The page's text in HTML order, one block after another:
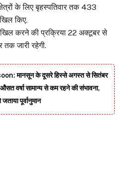
के लिए बृहस्पतिवार तक 433
किए.
करने की प्रक्रिया 22 अक्टूबर से
जारी रहेगी.
मानसून के दूसरे हिस्से अगस्त से सितंबर
वर्षा सामान्य से कम रहने की संभावना,
पूर्वानुमान